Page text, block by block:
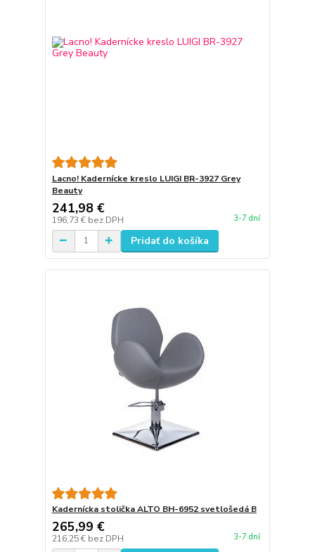
Lacno! Kadernícke kreslo LUIGI BR-3927 Grey
Beauty
241,98 €
196,73 € bez DPH 3-7 dní
Pridať do košíka
Kadernícka stolička ALTO BH-6952 svetlošedá B
265,99 €
216,25 € bez DPH 3-7 dní